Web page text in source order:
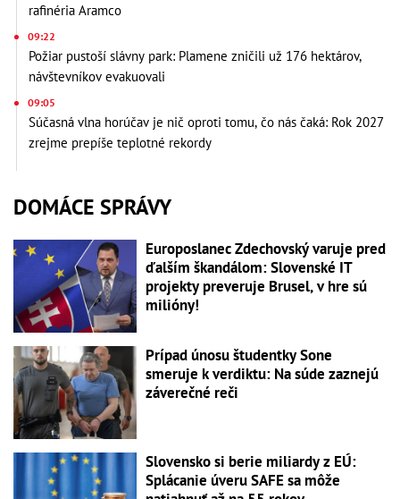
rafinéria Aramco
09:22
Požiar pustoší slávny park: Plamene zničili už 176 hektárov,
návštevníkov evakuovali
09:05
Súčasná vlna horúčav je nič oproti tomu, čo nás čaká: Rok 2027
zrejme prepíše teplotné rekordy
DOMÁCE SPRÁVY
Europoslanec Zdechovský varuje pred
ďalším škandálom: Slovenské IT
projekty preveruje Brusel, v hre sú
milióny!
Prípad únosu študentky Sone
smeruje k verdiktu: Na súde zaznejú
záverečné reči
Slovensko si berie miliardy z EÚ:
Splácanie úveru SAFE sa môže